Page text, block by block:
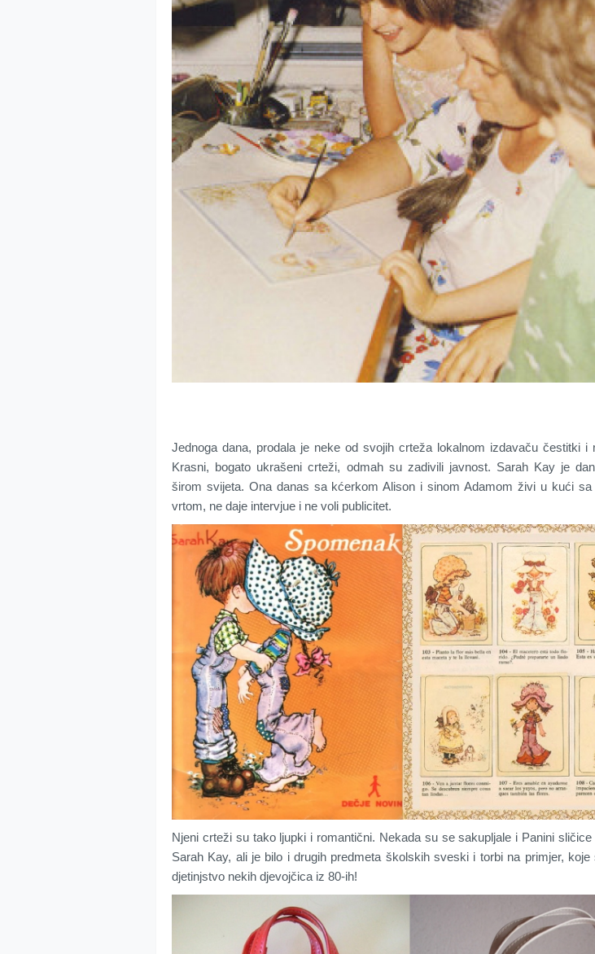
Jednoga dana, prodala je neke od svojih crteža lokalnom izdavaču čestitki i
Krasni, bogato ukrašeni crteži, odmah su zadivili javnost. Sarah Kay je
širom svijeta. Ona danas sa kćerkom Alison i sinom Adamom živi u kući sa
vrtom, ne daje intervjue i ne voli publicitet.
Njeni crteži su tako ljupki i romantični. Nekada su se sakupljale i Panini
Sarah Kay, ali je bilo i drugih predmeta školskih sveski i torbi na primjer, koje
djetinjstvo nekih djevojčica iz 80-ih!